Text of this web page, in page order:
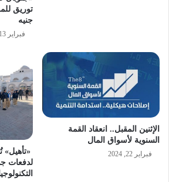
جنيه
فبراير 13, 2024
الإثنين المقبل.. انعقاد القمة
السنوية لأسواق المال
فبراير 22, 2024
«تأهيل»
لدفعات